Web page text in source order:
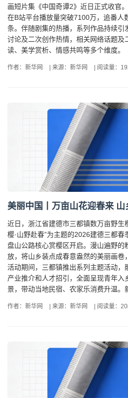
画短片集《中国奇谭2》近日正式收官
在B站平台播放量突破7100万，追番人
条。伴随剧集的热播，系列作品持续引
讨论及二次创作热情，相关网络话题及
读、美学赏析、情感共鸣等多个维度。
作者：新华网 来源：新华网 阅读量：
美丽中国丨万亩山花迎春来 山
近日，浙江省建德市三都镇数万亩野生
樱·山野赴春”为主题的2026建德三都
盘山公路核心赏樱区开启。漫山遍野的
放，将山乡装点成春意盎然的美丽画卷
活动期间，三都镇推出系列主题活动，
产业推介和人才招引，全面呈现青年入
景，带动当地民宿、农家乐消费升温。
作者：新华网 来源：新华网 阅读量：